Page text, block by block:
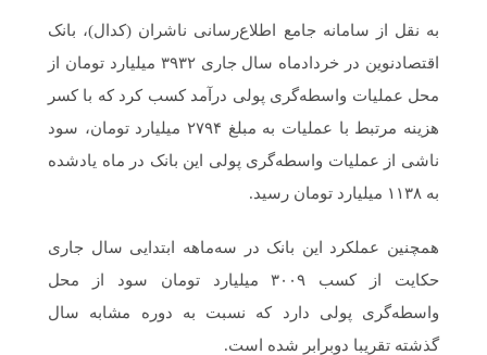
به نقل از سامانه جامع اطلاع‌رسانی ناشران (کدال)، بانک
اقتصادنوین در خردادماه سال جاری ۳۹۳۲ میلیارد تومان از
محل عملیات واسطه‌گری پولی درآمد کسب کرد که با کسر
هزینه مرتبط با عملیات به مبلغ ۲۷۹۴ میلیارد تومان، سود
ناشی از عملیات واسطه‌گری پولی این بانک در ماه یادشده
به ۱۱۳۸ میلیارد تومان رسید.
همچنین عملکرد این بانک در سه‌ماهه ابتدایی سال جاری
حکایت از کسب ۳۰۰۹ میلیارد تومان سود از محل
واسطه‌گری پولی دارد که نسبت به دوره مشابه سال
گذشته تقریبا دوبرابر شده است.